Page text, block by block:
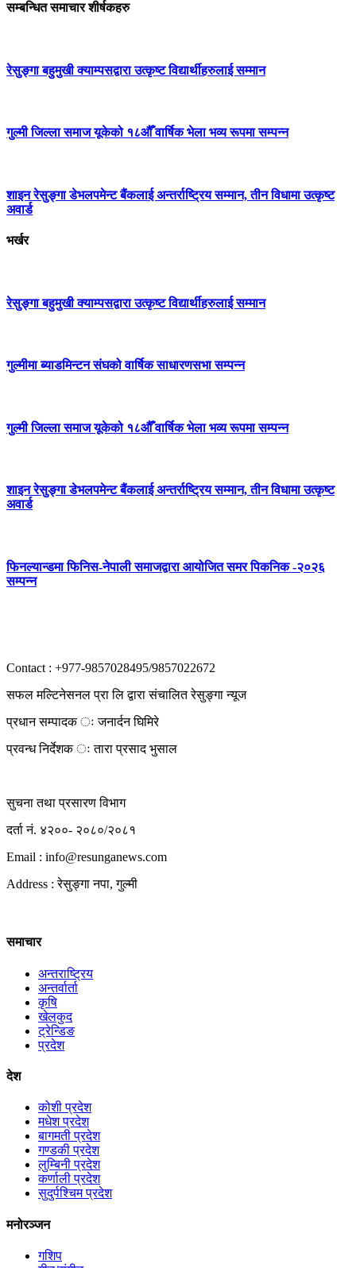
सम्बन्धित समाचार शीर्षकहरु
रेसुङ्गा बहुमुखी क्याम्पसद्वारा उत्कृष्ट विद्यार्थीहरुलाई सम्मान
गुल्मी जिल्ला समाज यूकेको १८औँ वार्षिक भेला भव्य रूपमा सम्पन्न
शाइन रेसुङ्गा डेभलपमेन्ट बैंकलाई अन्तर्राष्ट्रिय सम्मान, तीन विधामा उत्कृष्ट
अवार्ड
भर्खर
रेसुङ्गा बहुमुखी क्याम्पसद्वारा उत्कृष्ट विद्यार्थीहरुलाई सम्मान
गुल्मीमा ब्याडमिन्टन संघको वार्षिक साधारणसभा सम्पन्न
गुल्मी जिल्ला समाज यूकेको १८औँ वार्षिक भेला भव्य रूपमा सम्पन्न
शाइन रेसुङ्गा डेभलपमेन्ट बैंकलाई अन्तर्राष्ट्रिय सम्मान, तीन विधामा उत्कृष्ट
अवार्ड
फिनल्यान्डमा फिनिस-नेपाली समाजद्वारा आयोजित समर पिकनिक -२०२६
सम्पन्न
Contact : +977-9857028495/9857022672
सफल मल्टिनेसनल प्रा लि द्वारा संचालित रेसुङ्गा न्यूज
प्रधान सम्पादक ः जनार्दन घिमिरे
प्रवन्ध निर्देशक ः तारा प्रसाद भुसाल
सुचना तथा प्रसारण विभाग
दर्ता नं. ४२००- २०८०/२०८१
Email : info@resunganews.com
Address : रेसुङ्गा नपा, गुल्मी
समाचार
अन्तराष्ट्रिय
अन्तर्वार्ता
कृषि
खेलकुद
ट्रेन्डिङ
प्रदेश
देश
कोशी प्रदेश
मधेश प्रदेश
बागमती प्रदेश
गण्डकी प्रदेश
लुम्बिनी प्रदेश
कर्णाली प्रदेश
सुदुर्पश्चिम प्रदेश
मनोरञ्जन
गशिप